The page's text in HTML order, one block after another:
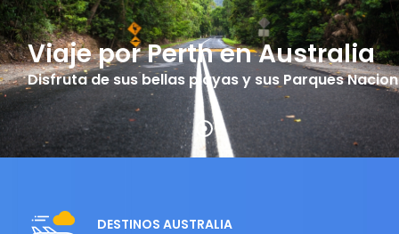
Viaje por Perth en Australia
Disfruta de sus bellas playas y sus Parques
DESTINOS AUSTRALIA